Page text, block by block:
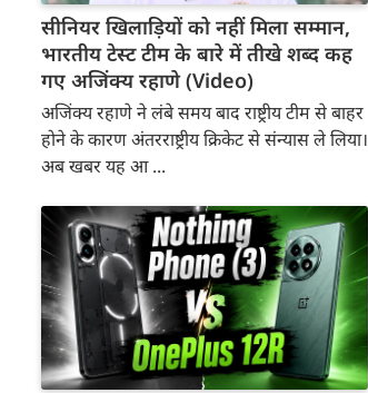
सीनियर खिलाड़ियों को नहीं मिला सम्मान,
भारतीय टेस्ट टीम के बारे में तीखे शब्द कह
गए अजिंक्य रहाणे (Video)
अजिंक्य रहाणे ने लंबे समय बाद राष्ट्रीय टीम से बाहर
होने के कारण अंतरराष्ट्रीय क्रिकेट से संन्यास ले लिया।
अब खबर यह आ ...